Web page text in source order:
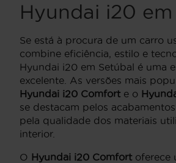
Hyundai i20
Se está à procura de um carro
combine eficiência, estilo e
Hyundai i20 em Setúbal é uma
excelente. As versões mais
Hyundai i20 Comfort e o
se destacam pelos
pela qualidade dos materiais
interior.
O Hyundai i20 Comfort oferece